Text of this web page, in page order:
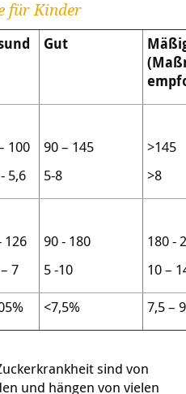
für Kinder
Gut
100
5,6
90 – 145
5-8
>145
>8
126
7
90 - 180
5 -10
180 -
10 –
<7,5% 7,5 –
sind von
und hängen von vielen